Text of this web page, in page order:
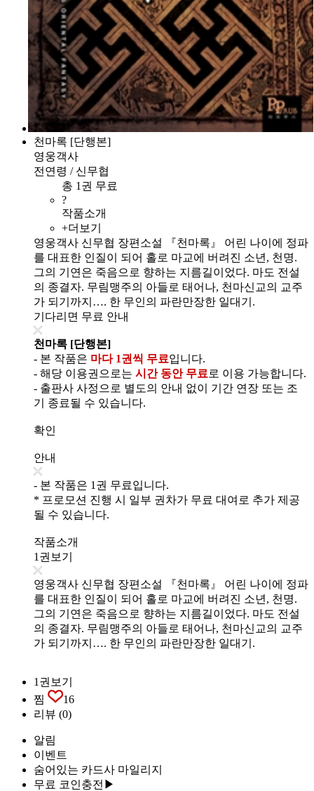
천마록 [단행본]
영웅객사
전연령 / 신무협
총 1권 무료
?
작품소개
+더보기
영웅객사 신무협 장편소설 『천마록』 어린 나이에 정파
를 대표한 인질이 되어 홀로 마교에 버려진 소년, 천명.
그의 기연은 죽음으로 향하는 지름길이었다. 마도 전설
의 종결자. 무림맹주의 아들로 태어나, 천마신교의 교주
가 되기까지…. 한 무인의 파란만장한 일대기.
기다리면 무료 안내
천마록 [단행본]
- 본 작품은 마다 1권씩 무료입니다.
- 해당 이용권으로는 시간 동안 무료 로 이용 가능합니다.
- 출판사 사정으로 별도의 안내 없이 기간 연장 또는 조
기 종료될 수 있습니다.
확인
안내
- 본 작품은 1권 무료입니다.
* 프로모션 진행 시 일부 권차가 무료 대여로 추가 제공
될 수 있습니다.
작품소개
1권보기
영웅객사 신무협 장편소설 『천마록』 어린 나이에 정파
를 대표한 인질이 되어 홀로 마교에 버려진 소년, 천명.
그의 기연은 죽음으로 향하는 지름길이었다. 마도 전설
의 종결자. 무림맹주의 아들로 태어나, 천마신교의 교주
가 되기까지…. 한 무인의 파란만장한 일대기.
1권보기
찜
16
리뷰 (0)
알림
이벤트
숨어있는 카드사 마일리지
무료 코인충전▶